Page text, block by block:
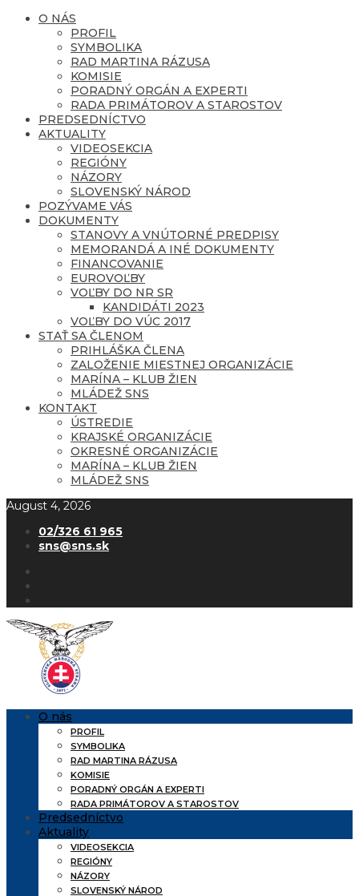
O NÁS
PROFIL
SYMBOLIKA
RAD MARTINA RÁZUSA
KOMISIE
PORADNÝ ORGÁN A EXPERTI
RADA PRIMÁTOROV A STAROSTOV
PREDSEDNÍCTVO
AKTUALITY
VIDEOSEKCIA
REGIÓNY
NÁZORY
SLOVENSKÝ NÁROD
POZÝVAME VÁS
DOKUMENTY
STANOVY A VNÚTORNÉ PREDPISY
MEMORANDÁ A INÉ DOKUMENTY
FINANCOVANIE
EUROVOĽBY
VOĽBY DO NR SR
KANDIDÁTI 2023
VOĽBY DO VÚC 2017
STAŤ SA ČLENOM
PRIHLÁŠKA ČLENA
ZALOŽENIE MIESTNEJ ORGANIZÁCIE
MARÍNA – KLUB ŽIEN
MLÁDEŽ SNS
KONTAKT
ÚSTREDIE
KRAJSKÉ ORGANIZÁCIE
OKRESNÉ ORGANIZÁCIE
MARÍNA – KLUB ŽIEN
MLÁDEŽ SNS
August 4, 2026
02/326 61 965
sns@sns.sk
O nás
PROFIL
SYMBOLIKA
RAD MARTINA RÁZUSA
KOMISIE
PORADNÝ ORGÁN A EXPERTI
RADA PRIMÁTOROV A STAROSTOV
Predsedníctvo
Aktuality
VIDEOSEKCIA
REGIÓNY
NÁZORY
SLOVENSKÝ NÁROD